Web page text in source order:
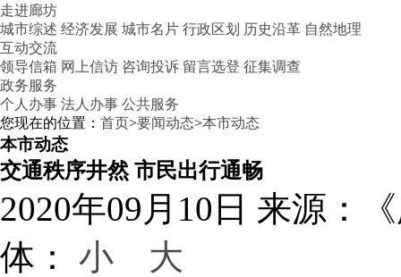
走进廊坊
城市综述 经济发展 城市名片 行政区划 历史沿革 自然地理
互动交流
领导信箱 网上信访 咨询投诉 留言选登 征集调查
政务服务
个人办事 法人办事 公共服务
您现在的位置： 首页>要闻动态>本市动态
本市动态
交通秩序井然 市民出行通畅
2020年09月10日 来源：
体： 小 大